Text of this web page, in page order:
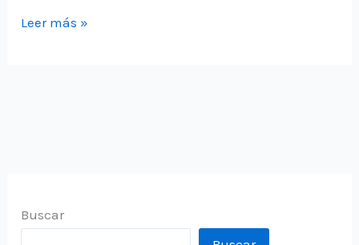
Crear
Leer más »
Buscar